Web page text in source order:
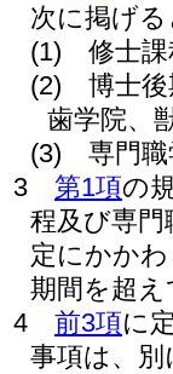
次に掲げ
(1)
修士
(2)
博士
歯学院、
(3)
専門
3
第1項の
程及び専
定にかか
期間を超
4
前3項に
事項は、